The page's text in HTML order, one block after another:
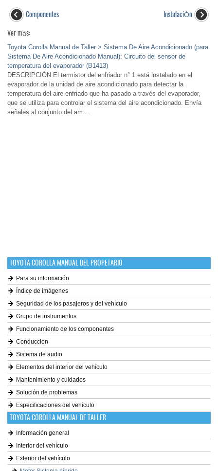
Componentes
InstalaciÓn
Ver más:
Toyota Corolla Manual de Taller > Sistema De Aire Acondicionado (para
Sistema De Aire Acondicionado Manual): Circuito del sensor de
temperatura del evaporador (B1413)
DESCRIPCIÓN El termistor del enfriador n° 1 está instalado en el
evaporador de la unidad de aire acondicionado para detectar la
temperatura del aire enfriado que ha pasado a través del evaporador,
que se utiliza para controlar el sistema del aire acondicionado. Envía
señales al conjunto del am ...
TOYOTA COROLLA MANUAL DEL PROPETARIO
Para su información
Índice de imágenes
Seguridad de los pasajeros y del vehículo
Grupo de instrumentos
Funcionamiento de los componentes
Conducción
Sistema de audio
Elementos del interior del vehículo
Mantenimiento y cuidados
Solución de problemas
Especificaciones del vehículo
TOYOTA COROLLA MANUAL DE TALLER
Información general
Interior del vehículo
Exterior del vehículo